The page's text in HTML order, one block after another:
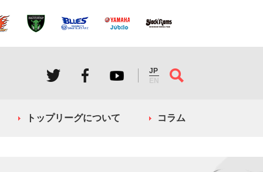
JP
EN
トップリーグについて コラム